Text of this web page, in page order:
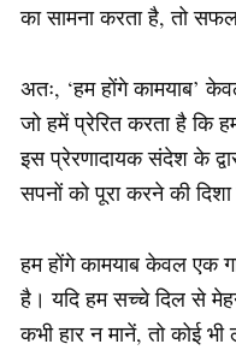
का सामना करता है, तो
अतः, ‘हम होंगे कामयाब’
जो हमें प्रेरित करता है कि
इस प्रेरणादायक संदेश के
सपनों को पूरा करने की
हम होंगे कामयाब केवल एक
है। यदि हम सच्चे दिल से
कभी हार न मानें, तो कोई भी